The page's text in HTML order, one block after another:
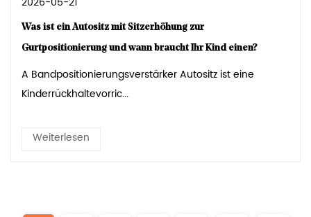
Was ist ein Autositz mit Sitzerhöhung zur
Gurtpositionierung und wann braucht Ihr Kind einen?
A Bandpositionierungsverstärker Autositz ist eine
Kinderrückhaltevorric...
Weiterlesen